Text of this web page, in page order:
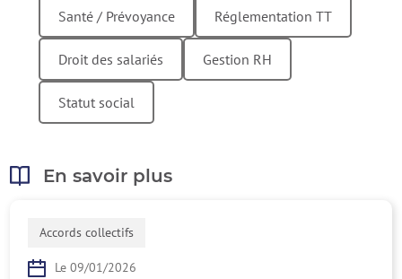
Santé / Prévoyance Réglementation TT
Droit des salariés Gestion RH
Statut social
En savoir plus
Accords collectifs
Le 09/01/2026